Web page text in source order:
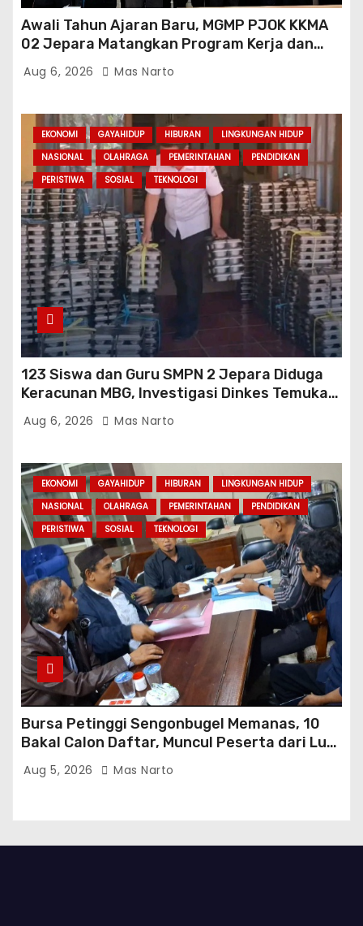
Awali Tahun Ajaran Baru, MGMP PJOK KKMA
02 Jepara Matangkan Program Kerja dan
Asesmen Gasal
Aug 6, 2026 Mas Narto
EKONOMI GAYAHIDUP HIBURAN
LINGKUNGAN HIDUP
NASIONAL
OLAHRAGA PEMERINTAHAN
PENDIDIKAN
PERISTIWA
SOSIAL TEKNOLOGI
123 Siswa dan Guru SMPN 2 Jepara Diduga
Keracunan MBG, Investigasi Dinkes Temukan
Sejumlah Pelanggaran di Dapur SPPG
Aug 6, 2026 Mas Narto
EKONOMI GAYAHIDUP HIBURAN
LINGKUNGAN HIDUP
NASIONAL
OLAHRAGA PEMERINTAHAN
PENDIDIKAN
PERISTIWA
SOSIAL TEKNOLOGI
Bursa Petinggi Sengonbugel Memanas, 10
Bakal Calon Daftar, Muncul Peserta dari Luar
Desa hingga Jakarta
Aug 5, 2026 Mas Narto